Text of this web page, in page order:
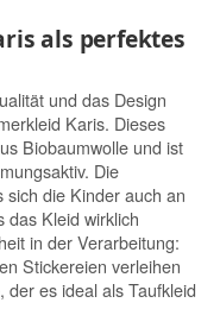
als perfektes
und das Design
Karis. Dieses
Biobaumwolle und ist
Die
sich die Kinder auch an
das Kleid wirklich
in der Verarbeitung:
Stickereien verleihen
es ideal als Taufkleid